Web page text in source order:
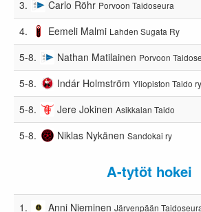
3. Carlo Röhr Porvoon Taidoseura
4. Eemeli Malmi Lahden Sugata Ry
5-8. Nathan Matilainen Porvoon
5-8. Indár Holmström Yliopiston Taido ry
5-8. Jere Jokinen Asikkalan Taido
5-8. Niklas Nykänen Sandokai ry
A-tytöt hokei
1. Anni Nieminen Järvenpään